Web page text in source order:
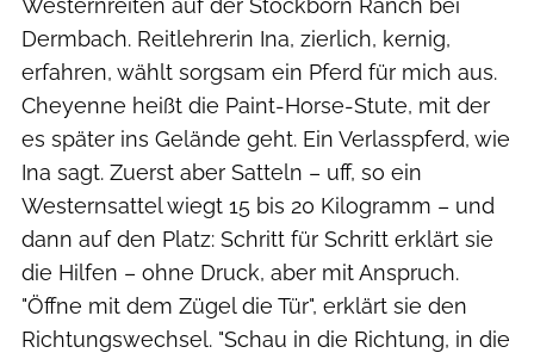
Westernreiten auf der Stockborn Ranch bei
Dermbach. Reitlehrerin Ina, zierlich, kernig,
erfahren, wählt sorgsam ein Pferd für mich aus.
Cheyenne heißt die Paint-Horse-Stute, mit der
es später ins Gelände geht. Ein Verlasspferd, wie
Ina sagt. Zuerst aber Satteln – uff, so ein
Westernsattel wiegt 15 bis 20 Kilogramm – und
dann auf den Platz: Schritt für Schritt erklärt sie
die Hilfen – ohne Druck, aber mit Anspruch.
"Öffne mit dem Zügel die Tür", erklärt sie den
Richtungswechsel. "Schau in die Richtung, in die